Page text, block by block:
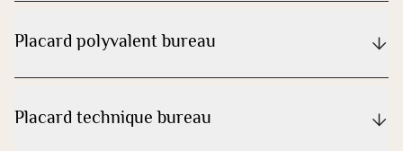
Placard polyvalent bureau
Placard technique bureau